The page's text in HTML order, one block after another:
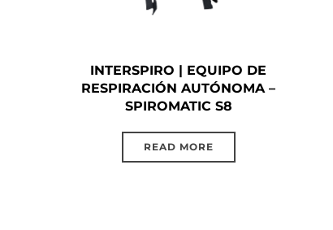
INTERSPIRO | EQUIPO DE
RESPIRACIÓN AUTÓNOMA –
SPIROMATIC S8
READ MORE